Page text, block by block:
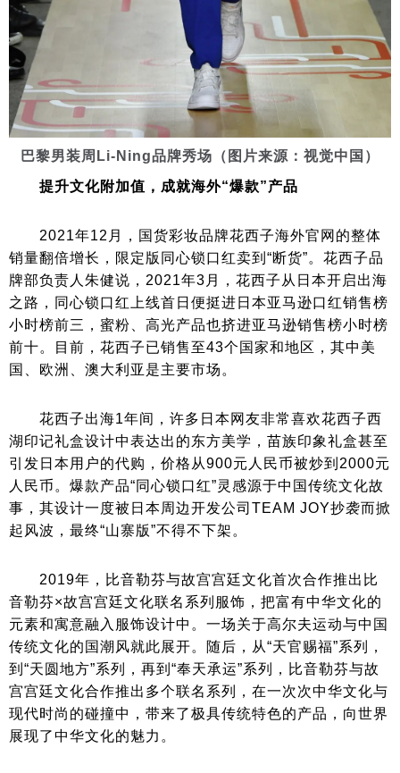
巴黎男装周Li-Ning品牌秀场（图片来源：视觉中国）
提升文化附加值，成就海外“爆款”产品
2021年12月，国货彩妆品牌花西子海外官网的整体
销量翻倍增长，限定版同心锁口红卖到“断货”。花西子品
牌部负责人朱健说，2021年3月，花西子从日本开启出海
之路，同心锁口红上线首日便挺进日本亚马逊口红销售榜
小时榜前三，蜜粉、高光产品也挤进亚马逊销售榜小时榜
前十。目前，花西子已销售至43个国家和地区，其中美
国、欧洲、澳大利亚是主要市场。
花西子出海1年间，许多日本网友非常喜欢花西子西
湖印记礼盒设计中表达出的东方美学，苗族印象礼盒甚至
引发日本用户的代购，价格从900元人民币被炒到2000元
人民币。爆款产品“同心锁口红”灵感源于中国传统文化故
事，其设计一度被日本周边开发公司TEAM JOY抄袭而掀
起风波，最终“山寨版”不得不下架。
2019年， 比音勒芬与故宫宫廷文化首次合作推出比
音勒芬×故宫宫廷文化联名系列服饰，把富有中华文化的
元素和寓意融入服饰设计中。一场关于高尔夫运动与中国
传统文化的国潮风就此展开。随后，从“天官赐福”系列，
到“天圆地方”系列，再到“奉天承运”系列，比音勒芬与故
宫宫廷文化合作推出多个联名系列，在一次次中华文化与
现代时尚的碰撞中，带来了极具传统特色的产品，向世界
展现了中华文化的魅力。